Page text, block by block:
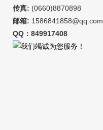
传真: (0660)8870898
邮箱: 1586841858@qq.com
QQ：849917408